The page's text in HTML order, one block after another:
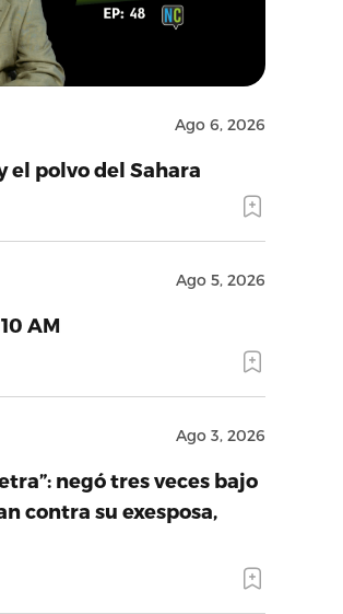
Ago 6, 2026
el polvo del Sahara
Ago 5, 2026
AM
Ago 3, 2026
negó tres veces bajo
contra su exesposa,